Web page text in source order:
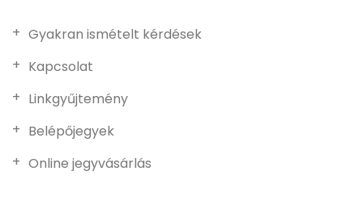
Gyakran ismételt kérdések
Kapcsolat
Linkgyűjtemény
Belépőjegyek
Online jegyvásárlás